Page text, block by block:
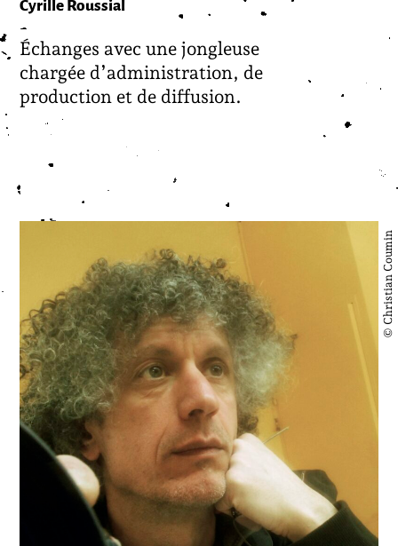
Cyrille Roussial
Échanges avec une jongleuse
chargée d’administration, de
production et de diffusion.
© Christian Coumin